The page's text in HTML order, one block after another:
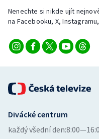
Veslování
Vodní slalom
Volejbal
Ostatní
Nenechte si nikde ujít
na Facebooku, X,
Divácké centrum
každý všední den: